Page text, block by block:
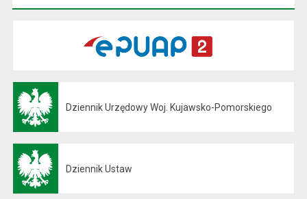
Dziennik Urzędowy Woj. Kujawsko-Pomorskiego
Dziennik Ustaw